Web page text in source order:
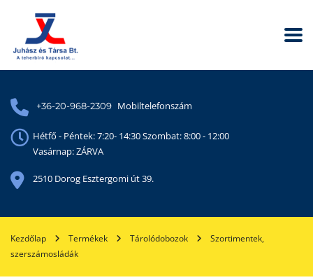
+36-20-968-2309 Mobiltelefonszám
Hétfő - Péntek: 7:20- 14:30 Szombat: 8:00 - 12:00
Vasárnap: ZÁRVA
2510 Dorog Esztergomi út 39.
Kezdőlap Termékek Tárolódobozok
Szortimentek,
szerszámosládák